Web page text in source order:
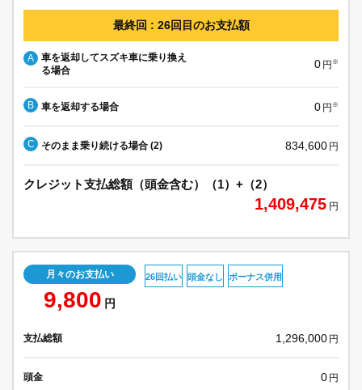
最終回 : 26回目のお支払額
A
車を返却してスズキ車に乗り換え
る場合
0 円 ※
B 車を返却する場合 0 円 ※
C そのまま乗り続ける場合 (2) 834,600 円
クレジット支払総額（頭金含む）（1）+（2）
1,409,475 円
月々のお支払い
9,800 円
26回払い 頭金なし ボーナス併用
支払総額 1,296,000 円
頭金 0 円